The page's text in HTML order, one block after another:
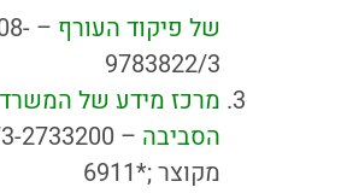
של פיקוד העורף
08-
9783822/3
מרכז מידע של
הסביבה
מקוצר ;*6911